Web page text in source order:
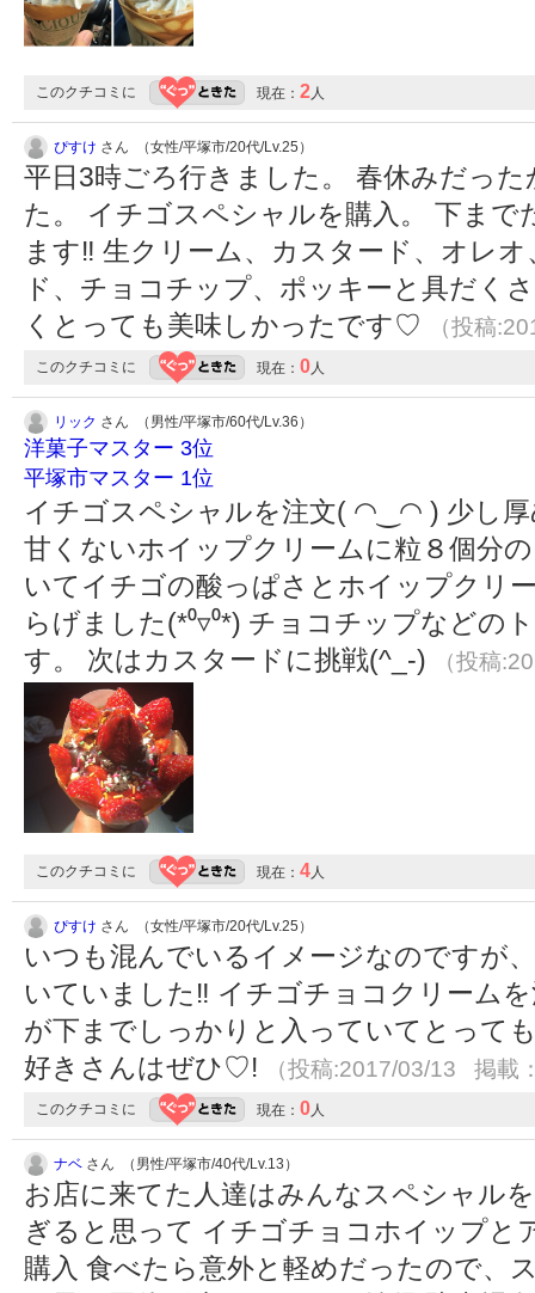
このクチコミに 現在： 2人
ぴすけ さん （女性/平塚市/20代/Lv.25）
平日3時ごろ行きました。 春休みだっ
た。 イチゴスペシャルを購入。 下ま
ます‼︎ 生クリーム、カスタード、オレ
ド、チョコチップ、ポッキーと具だく
くとっても美味しかったです♡
（投稿
このクチコミに 現在： 0人
リック さん （男性/平塚市/60代/Lv.36）
洋菓子マスター 3位
平塚市マスター 1位
イチゴスペシャルを注文( ◠‿◠ ) 少し
甘くないホイップクリームに粒８個分
いてイチゴの酸っぱさとホイップクリ
らげました(*⁰▿⁰*) チョコチップなどの
す。 次はカスタードに挑戦(^_-)
（投稿
このクチコミに 現在： 4人
ぴすけ さん （女性/平塚市/20代/Lv.25）
いつも混んでいるイメージなのですが
いていました‼︎ イチゴチョコクリーム
が下までしっかりと入っていてとって
好きさんはぜひ♡!
（投稿:2017/03/13 掲載
このクチコミに 現在： 0人
ナベ さん （男性/平塚市/40代/Lv.13）
お店に来てた人達はみんなスペシャル
ぎると思って イチゴチョコホイップと
購入 食べたら意外と軽めだったので、